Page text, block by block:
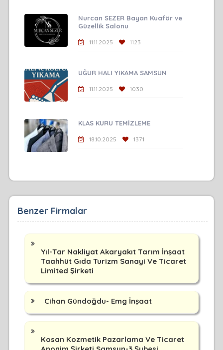
Nurcan SEZER Bayan Kuaför ve
Güzellik Salonu
11.11.2025 1123
UĞUR HALI YIKAMA SAMSUN
11.11.2025 1030
KLAS KURU TEMİZLEME
18.10.2025 1371
Benzer Firmalar
Yıl-Tar Nakliyat Akaryakıt Tarım İnşaat
Taahhüt Gıda Turizm Sanayi Ve Ticaret
Limited Şirketi
Cihan Gündoğdu- Emg İnşaat
Kosan Kozmetik Pazarlama Ve Ticaret